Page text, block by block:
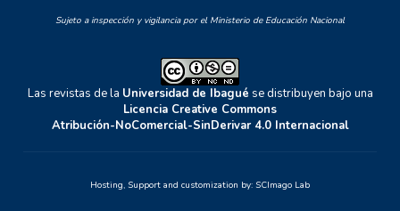
Sujeto a inspección y vigilancia por el Ministerio de Educación Nacional
Las revistas de la Universidad de Ibagué se distribuyen bajo una
Licencia Creative Commons
Atribución-NoComercial-SinDerivar 4.0 Internacional
Hosting, Support and customization by: SCImago Lab